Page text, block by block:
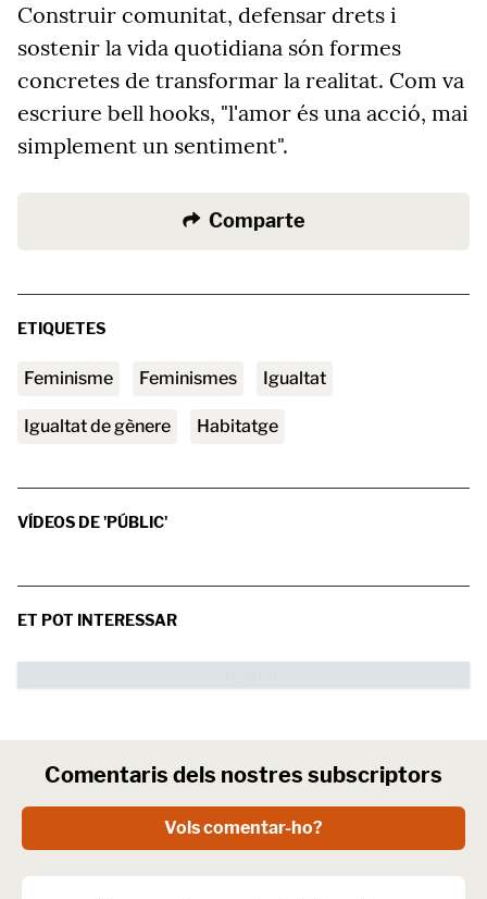
Construir comunitat, defensar drets i
sostenir la vida quotidiana són formes
concretes de transformar la realitat. Com va
escriure bell hooks, "l'amor és una acció, mai
simplement un sentiment".
Comparte
ETIQUETES
feminisme feminismes igualtat
igualtat de gènere habitatge
VÍDEOS DE 'PÚBLIC'
ET POT INTERESSAR
Comentaris dels nostres subscriptors
Vols comentar-ho?